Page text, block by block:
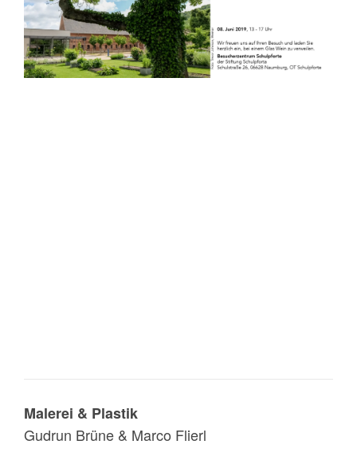
Malerei & Plastik
Gudrun Brüne & Marco Flierl